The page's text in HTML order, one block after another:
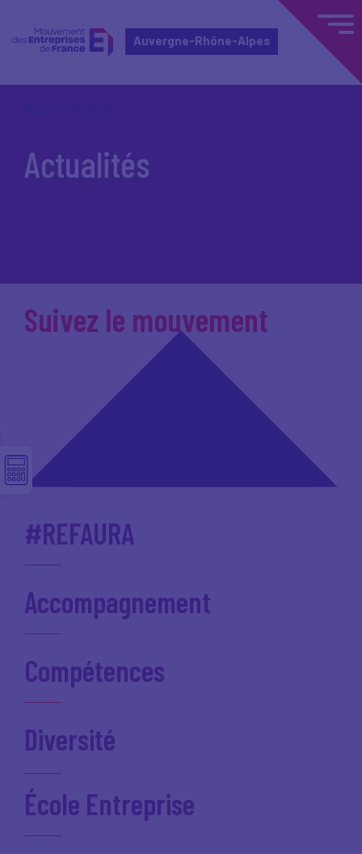
Auvergne-Rhône-Alpes
Actualités
Suivez le mouvement
#REFAURA
Accompagnement
Compétences
Diversité
École Entreprise